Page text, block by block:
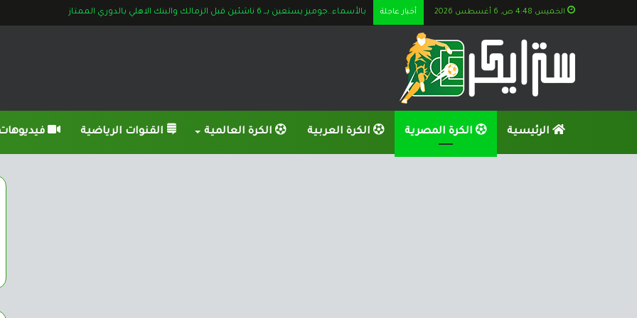
الخميس 4:48 ص, 6 أغسطس 2026 أخبار عاجلة بالأسماء..جوميز يستعين بــ 6 ناشئين قبل الزمالك والبنك الاهلي بالدوري الممتاز
الرئيسية الكرة المصرية الكرة العربية الكرة العالمية القنوات الرياضية